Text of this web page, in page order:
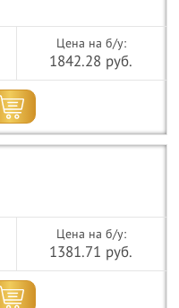
Цена на б/у:
1842.28 руб.
Цена на б/у:
1381.71 руб.